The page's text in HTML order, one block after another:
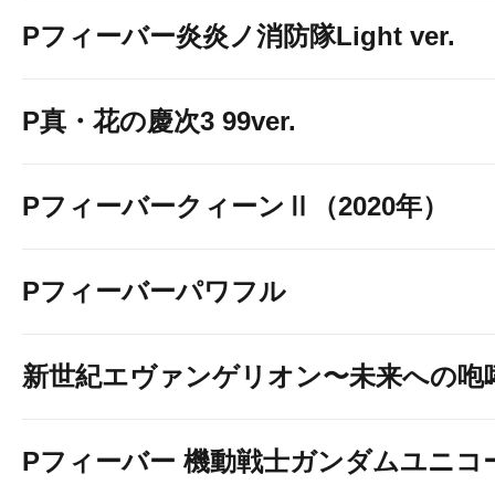
Pフィーバー炎炎ノ消防隊Light ver.
P真・花の慶次3 99ver.
PフィーバークィーンⅡ（2020年）
Pフィーバーパワフル
新世紀エヴァンゲリオン〜未来への咆
Pフィーバー 機動戦士ガンダムユニコ